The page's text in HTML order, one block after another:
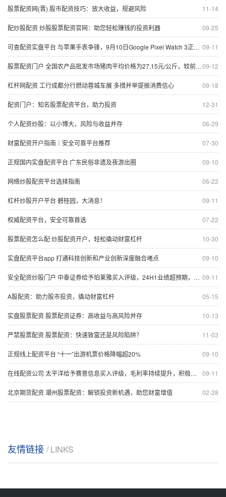
11-14
股票配资网(晋) 股市配资技巧：放大收益，规避风险
09-25
配炒股配资 炒股股票配资官网：助您轻松赚钱的投资利器
09-11
可查配资实盘平台 与苹果手表争锋，9月10日Google Pixel Watch 3正式上市
09-12
股票配资门户 全国农产品批发市场猪肉平均价格为27.15元/公斤，较前一日上升0.9%
09-18
杠杆网配资 工行成都分行燃动蓉城车展 多措并举提振消费信心
12-31
配资门户：知名股票配资平台，助力投资
06-29
个人配资炒股：以小博大，风险与收益并存
07-30
财富配资开户指南｜安全可靠平台推荐
09-10
正规国内实盘配资平台 广东民俗非遗及夜游出圈
06-22
网络炒股配资平台选择指南
09-11
杠杆炒股开户平台 碧桂园，大消息！
07-22
权威配资平台，安全可靠首选
10-30
股票配资怎么配 炒股配资开户，轻松撬动财富杠杆
09-10
实盘配资平台app 打通科技创新和产业创新深度融合堵点
09-11
安全配资炒股门户 中泰证券给予珀莱雅买入评级，24H1业绩超预期，强品牌驱动持续高增长
05-15
A股配资：助力股市投资，撬动财富杠杆
10-13
实盘股票配资 股票配资证券：高收益与高风险并存
11-03
严禁股票配资 股票配资：快速致富还是风险陷阱？
09-10
正规线上配资平台 “十一”出游机票价格降幅超20%
09-11
在线配资公司 太平洋给予赛意信息买入评级，毛利率持续提升，积极发力AI
02-28
北京期货配资 潮州股票配资：解锁投资新机遇，助您财富增值
友情链接 / LINKS